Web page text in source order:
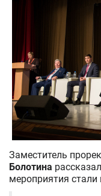
Заместитель
Болотина
мероприятия